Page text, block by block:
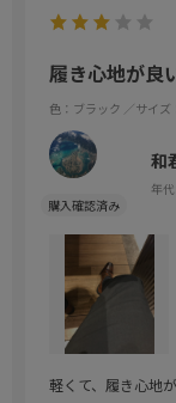
履き心地が良
色：ブラック ／サイ
和
年代:
軽くて、履き心地